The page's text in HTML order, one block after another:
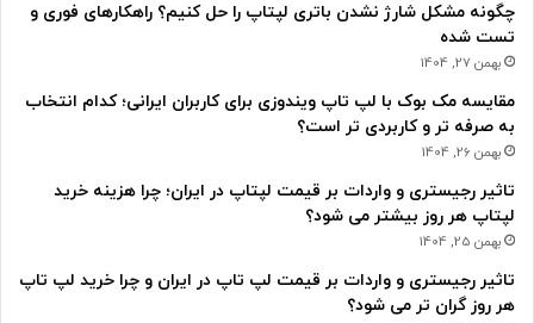
چگونه مشکل شارژ نشدن باتری لپتاپ را حل کنیم؟ راهکارهای فوری و
تست شده
بهمن 27, 1404
مقایسه مک بوک با لپ تاپ ویندوزی برای کاربران ایرانی؛ کدام انتخاب
به صرفه تر و کاربردی تر است؟
بهمن 26, 1404
تاثیر رجیستری و واردات بر قیمت لپتاپ در ایران؛ چرا هزینه خرید
لپتاپ هر روز بیشتر می شود؟
بهمن 25, 1404
تاثیر رجیستری و واردات بر قیمت لپ تاپ در ایران و چرا خرید لپ تاپ
هر روز گران تر می شود؟